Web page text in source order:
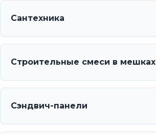
Сантехника
Строительные смеси в мешках
Сэндвич-панели